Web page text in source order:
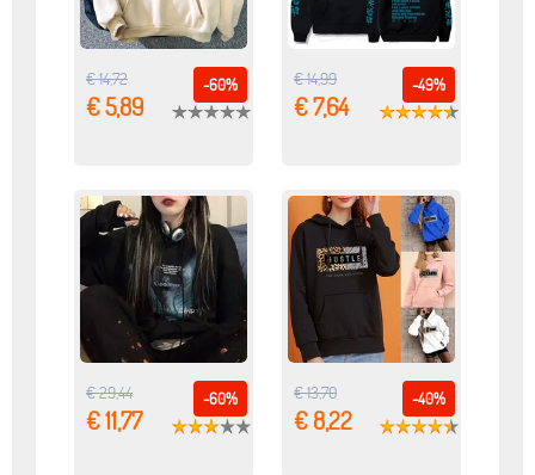
-60%
€ 14,72
€ 5,89
-49%
€ 14,99
€ 7,64
-60%
€ 29,44
€ 11,77
-40%
€ 13,70
€ 8,22